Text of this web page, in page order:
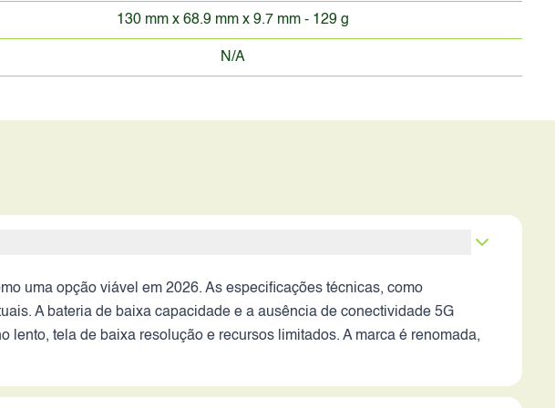
130 mm x 68.9 mm x 9.7 mm - 129 g
N/A
uma opção viável em 2026. As especificações técnicas, como
A bateria de baixa capacidade e a ausência de conectividade 5G
tela de baixa resolução e recursos limitados. A marca é renomada,